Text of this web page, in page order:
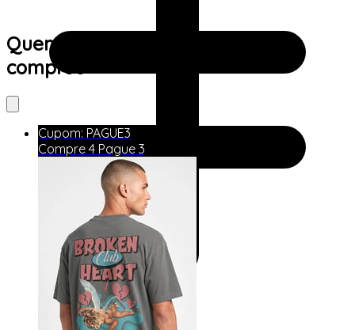
Quem viu este produto também
comprou